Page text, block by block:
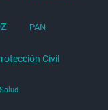
PAN
Civil
Salud